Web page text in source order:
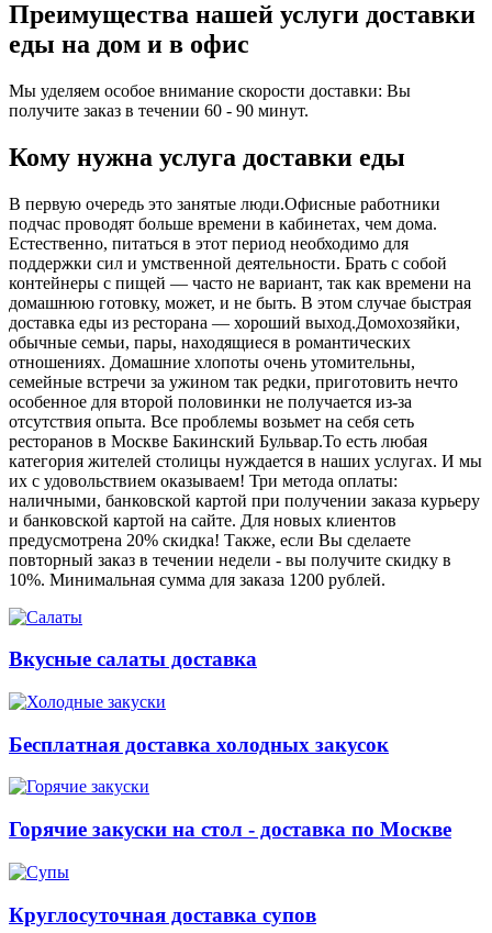
Преимущества нашей услуги доставки
еды на дом и в офис
Мы уделяем особое внимание скорости доставки: Вы
получите заказ в течении 60 - 90 минут.
Кому нужна услуга доставки еды
В первую очередь это занятые люди.Офисные работники
подчас проводят больше времени в кабинетах, чем дома.
Естественно, питаться в этот период необходимо для
поддержки сил и умственной деятельности. Брать с собой
контейнеры с пищей ― часто не вариант, так как времени на
домашнюю готовку, может, и не быть. В этом случае быстрая
доставка еды из ресторана ― хороший выход.Домохозяйки,
обычные семьи, пары, находящиеся в романтических
отношениях. Домашние хлопоты очень утомительны,
семейные встречи за ужином так редки, приготовить нечто
особенное для второй половинки не получается из-за
отсутствия опыта. Все проблемы возьмет на себя сеть
ресторанов в Москве Бакинский Бульвар.То есть любая
категория жителей столицы нуждается в наших услугах. И мы
их с удовольствием оказываем! Три метода оплаты:
наличными, банковской картой при получении заказа курьеру
и банковской картой на сайте. Для новых клиентов
предусмотрена 20% скидка! Также, если Вы сделаете
повторный заказ в течении недели - вы получите скидку в
10%. Минимальная сумма для заказа 1200 рублей.
Вкусные салаты доставка
Бесплатная доставка холодных закусок
Горячие закуски на стол - доставка по Москве
Круглосуточная доставка супов